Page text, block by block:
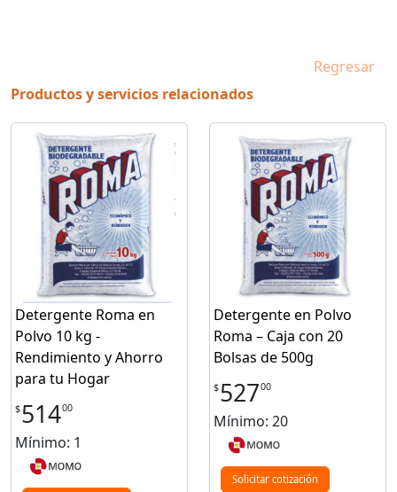
Regresar
Productos y servicios relacionados
Detergente Roma en
Polvo 10 kg -
Rendimiento y Ahorro
para tu Hogar
$51400
Mínimo: 1
Detergente en Polvo
Roma – Caja con 20
Bolsas de 500g
$52700
Mínimo: 20
Solicitar cotización